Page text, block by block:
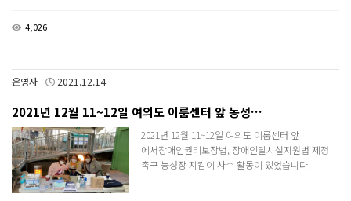
4,026
운영자 2021.12.14
2021년 12월 11~12일 여의도 이룸센터 앞 농성…
2021년 12월 11~12일 여의도 이룸센터 앞
에서장애인권리보장법, 장애인탈시설지원법 제정
촉구 농성장 지킴이 사수 활동이 있었습니다.